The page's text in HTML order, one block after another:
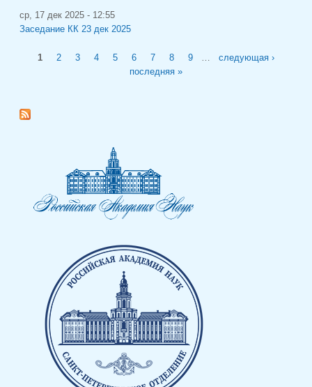
ср, 17 дек 2025 - 12:55
Заседание КК 23 дек 2025
Страницы
1 2 3 4 5 6 7 8 9
следующая ›
последняя »